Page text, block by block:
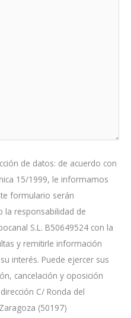
de datos: de acuerdo con
15/1999, le informamos
formulario serán
la responsabilidad de
S.L. B50649524 con la
y remitirle información
interés. Puede ejercer sus
cancelación y oposición
C/ Ronda del
(50197)